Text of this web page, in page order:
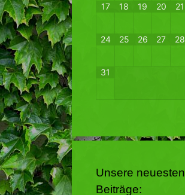
17 18 19 20 21
24 25 26 27 28
31
Unsere neuesten
Beiträge: